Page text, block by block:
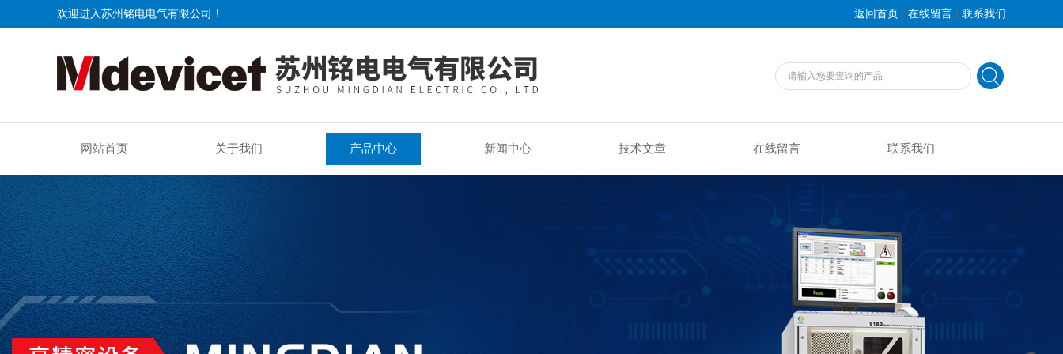
欢迎进入苏州铭电电气有限公司！ 返回首页 | 在线留言 | 联系我们
网站首页 关于我们 产品中心 新闻中心 技术文章 在线留言 联系我们